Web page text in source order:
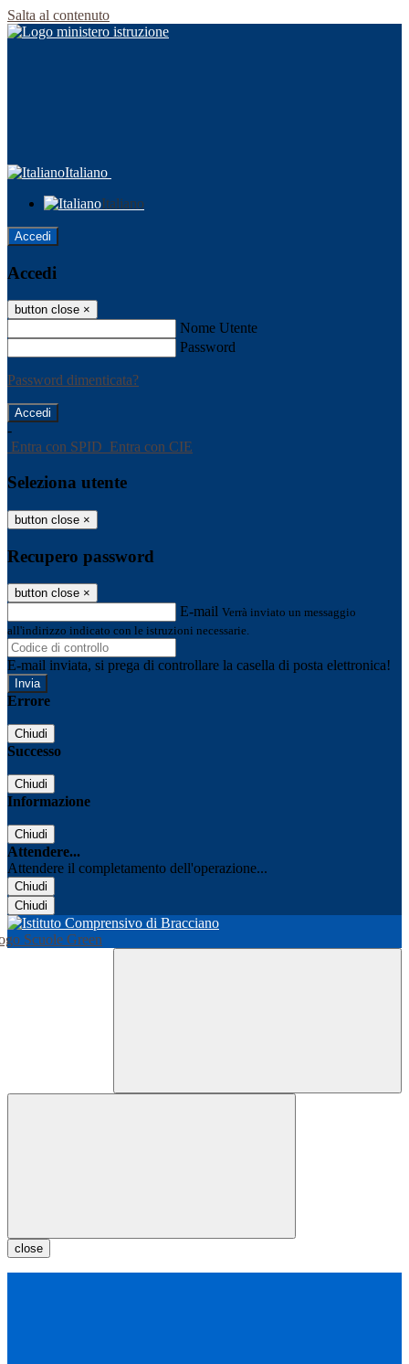
Salta al contenuto
Italiano
Italiano
Accedi
Accedi
button close ×
Nome Utente
Password
Password dimenticata?
-
Entra con SPID Entra con CIE
Seleziona utente
button close ×
Recupero password
button close ×
E-mail Verrà inviato un messaggio
all'indirizzo indicato con le istruzioni necessarie.
E-mail inviata, si prega di controllare la casella di posta elettronica!
Errore
Chiudi
Successo
Chiudi
Informazione
Chiudi
Attendere...
Attendere il completamento dell'operazione...
Chiudi
Chiudi
close